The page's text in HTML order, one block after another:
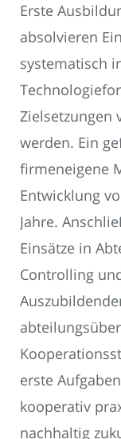
Erste
absolvieren
systematisch
Zielsetzungen
werden. Ein
firmeneigene
Entwicklung
Jahre.
Einsätze in
Controlling
erste
kooperativ
nachhaltig